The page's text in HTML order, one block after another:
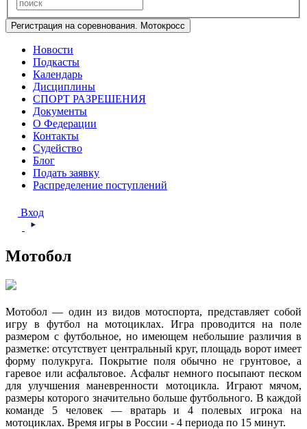
Регистрация на соревнования. Мотокросс
Новости
Подкасты
Календарь
Дисциплины
СПОРТ РАЗРЕШЕНИЯ
Документы
О Федерации
Контакты
Судейство
Блог
Подать заявку
Распределение поступлений
Вход
Мотобол
Мотобол — один из видов мотоспорта, представляет собой
игру в футбол на мотоциклах. Игра проводится на поле
размером с футбольное, но имеющем небольшие различия в
разметке: отсутствует центральный круг, площадь ворот имеет
форму полукруга. Покрытие поля обычно не грунтовое, а
гаревое или асфальтовое. Асфальт немного посыпают песком
для улучшения маневренности мотоцикла. Играют мячом,
размеры которого значительно больше футбольного. В каждой
команде 5 человек — вратарь и 4 полевых игрока на
мотоциклах. Время игры в России - 4 периода по 15 минут.